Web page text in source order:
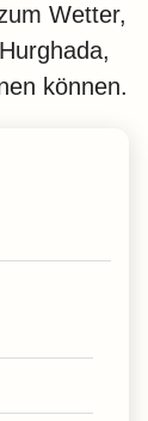
Wetter,
können.